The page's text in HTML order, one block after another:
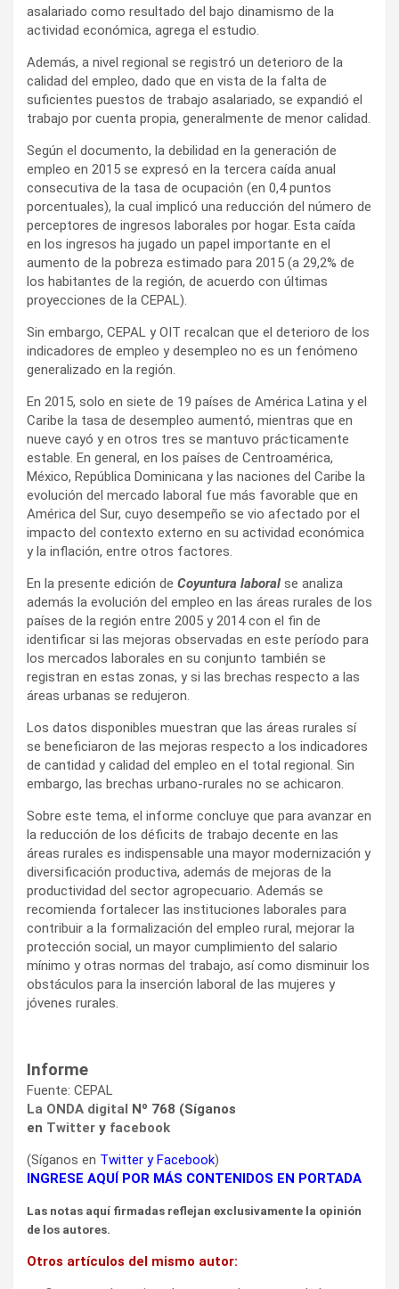
asalariado como resultado del bajo dinamismo de la
actividad económica, agrega el estudio.
Además, a nivel regional se registró un deterioro de la
calidad del empleo, dado que en vista de la falta de
suficientes puestos de trabajo asalariado, se expandió el
trabajo por cuenta propia, generalmente de menor calidad.
Según el documento, la debilidad en la generación de
empleo en 2015 se expresó en la tercera caída anual
consecutiva de la tasa de ocupación (en 0,4 puntos
porcentuales), la cual implicó una reducción del número de
perceptores de ingresos laborales por hogar. Esta caída
en los ingresos ha jugado un papel importante en el
aumento de la pobreza estimado para 2015 (a 29,2% de
los habitantes de la región, de acuerdo con últimas
proyecciones de la CEPAL).
Sin embargo, CEPAL y OIT recalcan que el deterioro de los
indicadores de empleo y desempleo no es un fenómeno
generalizado en la región.
En 2015, solo en siete de 19 países de América Latina y el
Caribe la tasa de desempleo aumentó, mientras que en
nueve cayó y en otros tres se mantuvo prácticamente
estable. En general, en los países de Centroamérica,
México, República Dominicana y las naciones del Caribe la
evolución del mercado laboral fue más favorable que en
América del Sur, cuyo desempeño se vio afectado por el
impacto del contexto externo en su actividad económica
y la inflación, entre otros factores.
En la presente edición de Coyuntura laboral se analiza
además la evolución del empleo en las áreas rurales de los
países de la región entre 2005 y 2014 con el fin de
identificar si las mejoras observadas en este período para
los mercados laborales en su conjunto también se
registran en estas zonas, y si las brechas respecto a las
áreas urbanas se redujeron.
Los datos disponibles muestran que las áreas rurales sí
se beneficiaron de las mejoras respecto a los indicadores
de cantidad y calidad del empleo en el total regional. Sin
embargo, las brechas urbano-rurales no se achicaron.
Sobre este tema, el informe concluye que para avanzar en
la reducción de los déficits de trabajo decente en las
áreas rurales es indispensable una mayor modernización y
diversificación productiva, además de mejoras de la
productividad del sector agropecuario. Además se
recomienda fortalecer las instituciones laborales para
contribuir a la formalización del empleo rural, mejorar la
protección social, un mayor cumplimiento del salario
mínimo y otras normas del trabajo, así como disminuir los
obstáculos para la inserción laboral de las mujeres y
jóvenes rurales.
Informe
Fuente: CEPAL
La ONDA digital Nº 768 (Síganos
en Twitter y facebook
(Síganos en Twitter yFacebook)
INGRESE AQUÍ POR MÁS CONTENIDOS EN PORTADA
Las notas aquí firmadas reflejan exclusivamente la opinión
de los autores.
Otros artículos del mismo autor: